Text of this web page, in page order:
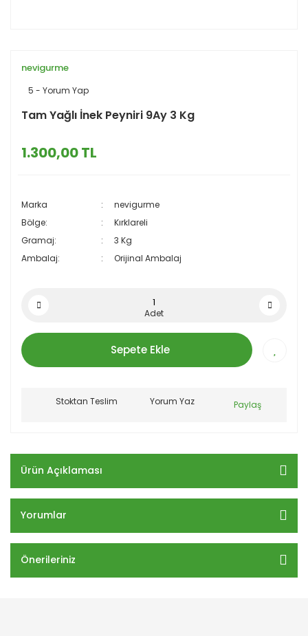
nevigurme
5 - Yorum Yap
Tam Yağlı İnek Peyniri 9Ay 3 Kg
1.300,00 TL
Marka
nevigurme
Bölge:
Kırklareli
Gramaj:
3 Kg
Ambalaj:
Orijinal Ambalaj
Adet
Sepete Ekle
Stoktan Teslim Yorum Yaz Paylaş
Ürün Açıklaması
Yorumlar
Önerileriniz